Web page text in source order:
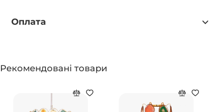
Оплата
Рекомендовані товари